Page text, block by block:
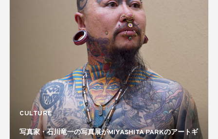
CULTURE
写真家・石川竜一の写真展がMIYASHITA PARKのアートギ